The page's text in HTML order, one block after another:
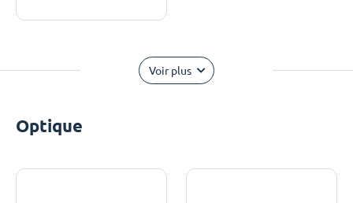
Voir plus
Optique